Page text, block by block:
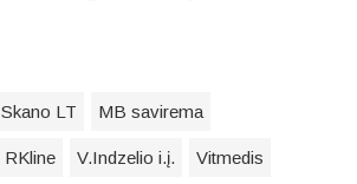
Skano LT MB savirema
RKline V.Indzelio i.į. Vitmedis